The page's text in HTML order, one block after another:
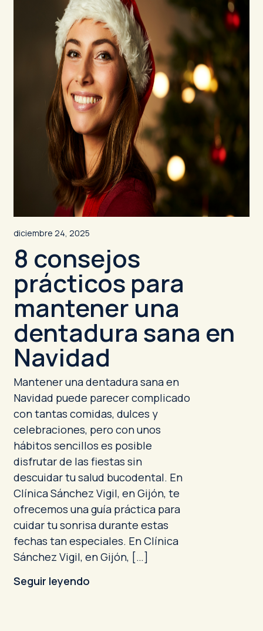
diciembre 24, 2025
8 consejos
prácticos para
mantener una
dentadura sana en
Navidad
Mantener una dentadura sana en
Navidad puede parecer complicado
con tantas comidas, dulces y
celebraciones, pero con unos
hábitos sencillos es posible
disfrutar de las fiestas sin
descuidar tu salud bucodental. En
Clínica Sánchez Vigil, en Gijón, te
ofrecemos una guía práctica para
cuidar tu sonrisa durante estas
fechas tan especiales. En Clínica
Sánchez Vigil, en Gijón, […]
Seguir leyendo